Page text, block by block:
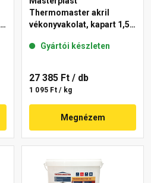
Thermomaster akril
vékonyvakolat, kapart 1,5
Gyártói készleten
27 385 Ft / db
1 095 Ft / kg
Megnézem